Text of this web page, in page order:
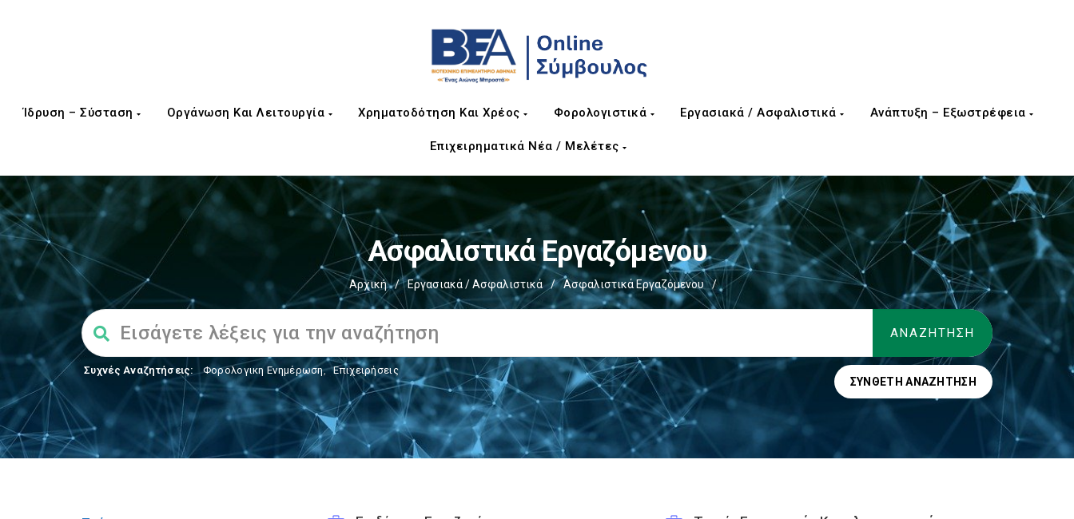
Ίδρυση – Σύσταση Οργάνωση Και Λειτουργία Χρηματοδότηση Και Χρέος Φορολογιστικά Εργασιακά / Ασφαλιστικά Ανάπτυξη – Εξωστρέφεια
Επιχειρηματικά Νέα / Μελέτες
Ασφαλιστικά Εργαζόμενου
Αρχική / Εργασιακά / Ασφαλιστικά / Ασφαλιστικά Εργαζόμενου /
Συχνές Αναζητήσεις: Φορολογικη Ενημέρωση, Επιχειρήσεις
ΣΎΝΘΕΤΗ ΑΝΑΖΉΤΗΣΗ